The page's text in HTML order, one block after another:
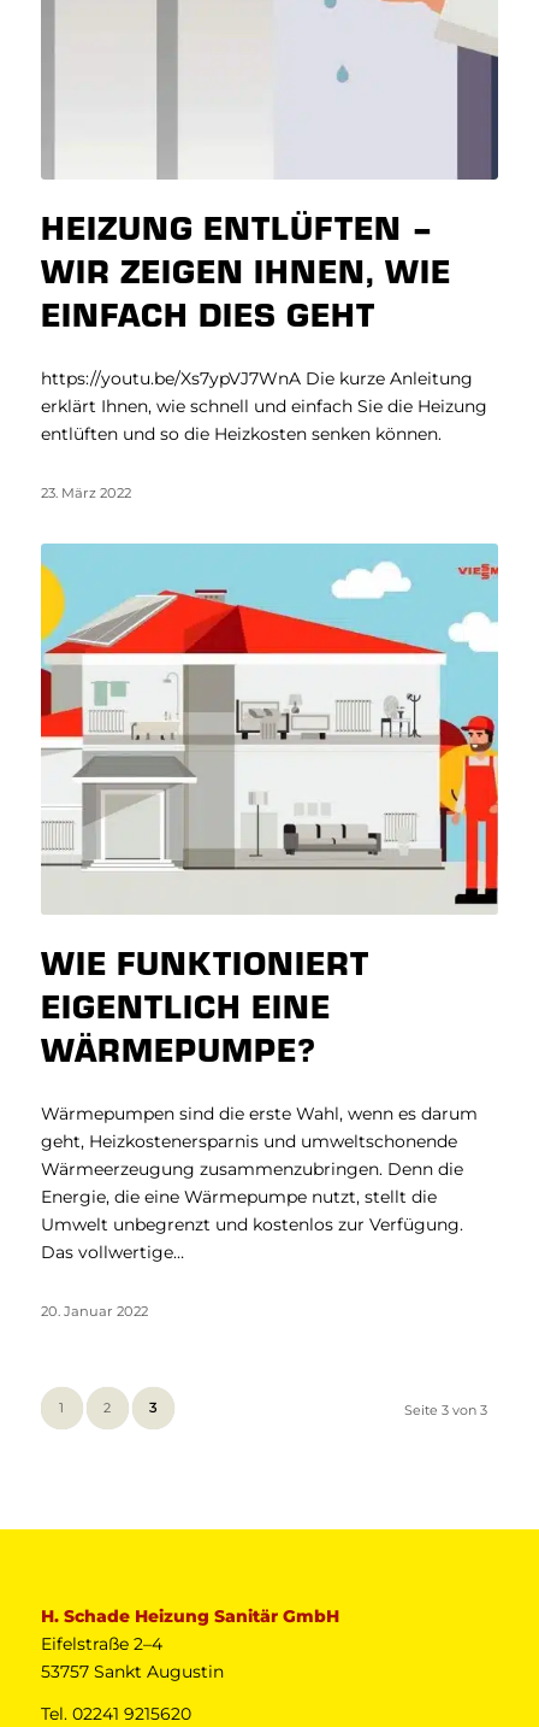
HEIZUNG ENTLÜFTEN –
WIR ZEIGEN IHNEN, WIE
EINFACH DIES GEHT
https://youtu.be/Xs7ypVJ7WnA Die kurze Anleitung
erklärt Ihnen, wie schnell und einfach Sie die Heizung
entlüften und so die Heizkosten senken können.
23. März 2022
WIE FUNKTIONIERT
EIGENTLICH EINE
WÄRMEPUMPE?
Wärmepumpen sind die erste Wahl, wenn es darum
geht, Heizkostenersparnis und umweltschonende
Wärmeerzeugung zusammenzubringen. Denn die
Energie, die eine Wärmepumpe nutzt, stellt die
Umwelt unbegrenzt und kostenlos zur Verfügung.
Das vollwertige…
20. Januar 2022
Seite 3 von 3
1 2 3
H. Schade Heizung Sanitär GmbH
Eifelstraße 2–4
53757 Sankt Augustin
Tel. 02241 9215620